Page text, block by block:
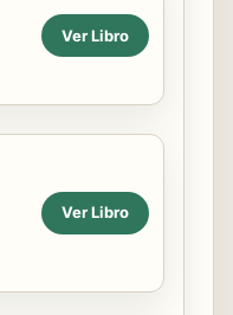
Ver Libro
Ver Libro